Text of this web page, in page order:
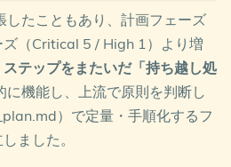
ルの成熟度を早期検知する
1 を Month 12 から
倒しする余地を検討
ティングで解消できるレベ
ズの成果物全体としては雇
いると Devil’s Advocate が評
たこともあり、計画フェーズ
（Critical 5 / High 1）より増
ステップをまたいだ「持ち越し処
に機能し、上流で原則を判断し
）で定量・手順化するフ
ました。